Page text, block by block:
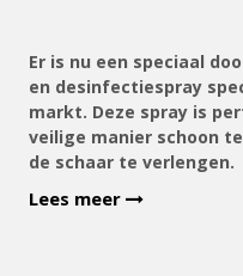
Er is nu een speciaal
en desinfectiespray
markt. Deze spray is
veilige manier schoon
de schaar te verlengen.
Lees meer